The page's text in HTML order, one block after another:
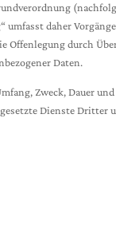
daher
Offenlegung durch
Daten.
Zweck, Dauer
Dienste